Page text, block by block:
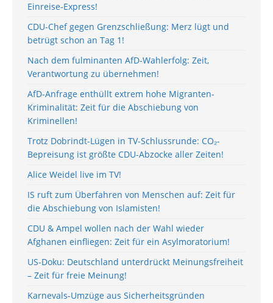
Einreise-Express!
CDU-Chef gegen Grenzschließung: Merz lügt und
betrügt schon an Tag 1!
Nach dem fulminanten AfD-Wahlerfolg: Zeit,
Verantwortung zu übernehmen!
AfD-Anfrage enthüllt extrem hohe Migranten-
Kriminalität: Zeit für die Abschiebung von
Kriminellen!
Trotz Dobrindt-Lügen in TV-Schlussrunde: CO₂-
Bepreisung ist größte CDU-Abzocke aller Zeiten!
Alice Weidel live im TV!
IS ruft zum Überfahren von Menschen auf: Zeit für
die Abschiebung von Islamisten!
CDU & Ampel wollen nach der Wahl wieder
Afghanen einfliegen: Zeit für ein Asylmoratorium!
US-Doku: Deutschland unterdrückt Meinungsfreiheit
– Zeit für freie Meinung!
Karnevals-Umzüge aus Sicherheitsgründen